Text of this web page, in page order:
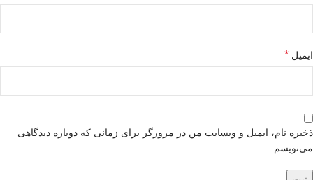
ایمیل *
ذخیره نام، ایمیل و وبسایت من در مرورگر برای زمانی که دوباره دیدگاهی
می‌نویسم.